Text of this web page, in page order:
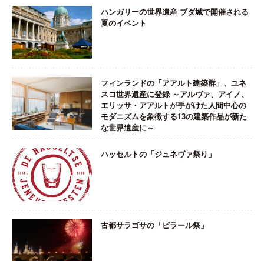
ハンガリーの世界遺産 ブダ城で開催される
夏のイベント
フィンランドの「アアルト建築群」、ユネ
スコ世界遺産に登録 ～アルヴァ、アイノ、
エリッサ・アアルトが手がけた人間中心の
モダニズムを象徴する13の建築作品が新た
な世界遺産に～
ハッセルトの「ジュネヴァ祭り」
古都サラゴサの「ピラール祭」